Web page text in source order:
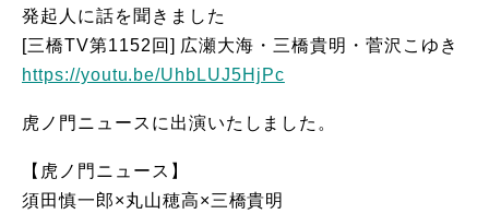
発起人に話を聞きました
[三橋TV第1152回] 広瀬大海・三橋貴明・菅沢こゆき
https://youtu.be/UhbLUJ5HjPc
虎ノ門ニュースに出演いたしました。
【虎ノ門ニュース】
須田慎一郎×丸山穂高×三橋貴明